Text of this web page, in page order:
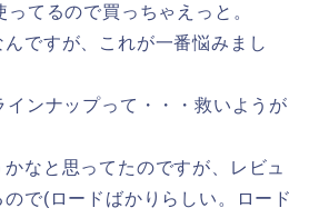
てるので買っちゃえっと。
ですが、これが一番悩みまし
ンナップって・・・救いようが
なと思ってたのですが、レビュ
で(ロードばかりらしい。ロード